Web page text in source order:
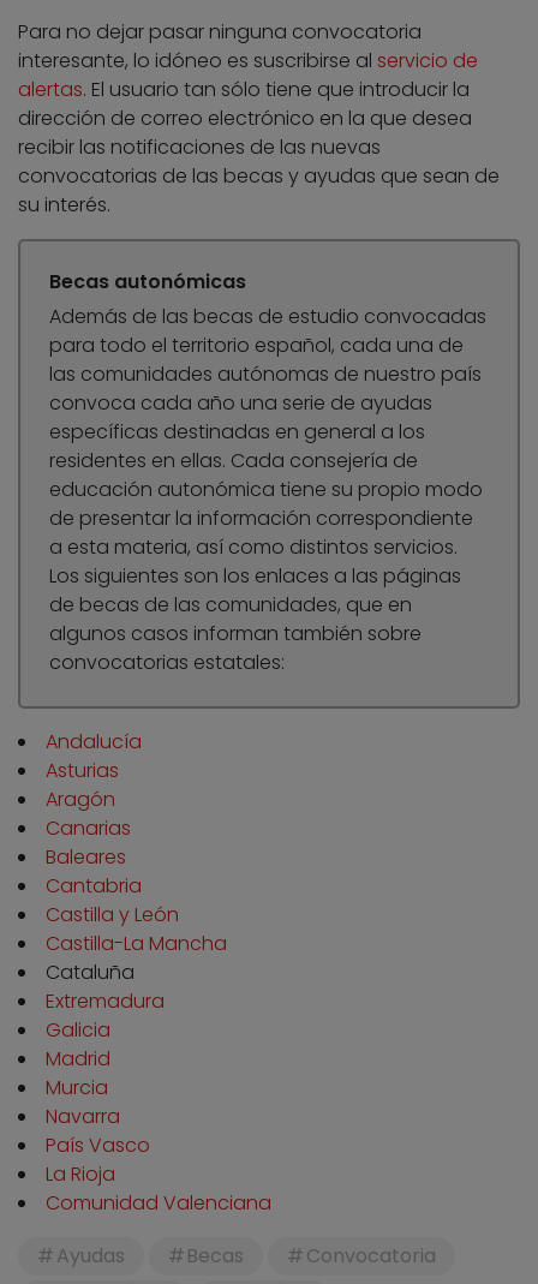
Para no dejar pasar ninguna convocatoria
interesante, lo idóneo es suscribirse al servicio de
alertas. El usuario tan sólo tiene que introducir la
dirección de correo electrónico en la que desea
recibir las notificaciones de las nuevas
convocatorias de las becas y ayudas que sean de
su interés.
Becas autonómicas
Además de las becas de estudio convocadas
para todo el territorio español, cada una de
las comunidades autónomas de nuestro país
convoca cada año una serie de ayudas
específicas destinadas en general a los
residentes en ellas. Cada consejería de
educación autonómica tiene su propio modo
de presentar la información correspondiente
a esta materia, así como distintos servicios.
Los siguientes son los enlaces a las páginas
de becas de las comunidades, que en
algunos casos informan también sobre
convocatorias estatales:
Andalucía
Asturias
Aragón
Canarias
Baleares
Cantabria
Castilla y León
Castilla-La Mancha
Cataluña
Extremadura
Galicia
Madrid
Murcia
Navarra
País Vasco
La Rioja
Comunidad Valenciana
Ayudas
Becas Convocatoria